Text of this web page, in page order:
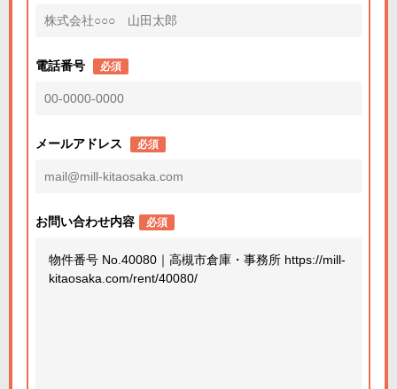
電話番号 必須
メールアドレス 必須
お問い合わせ内容 必須